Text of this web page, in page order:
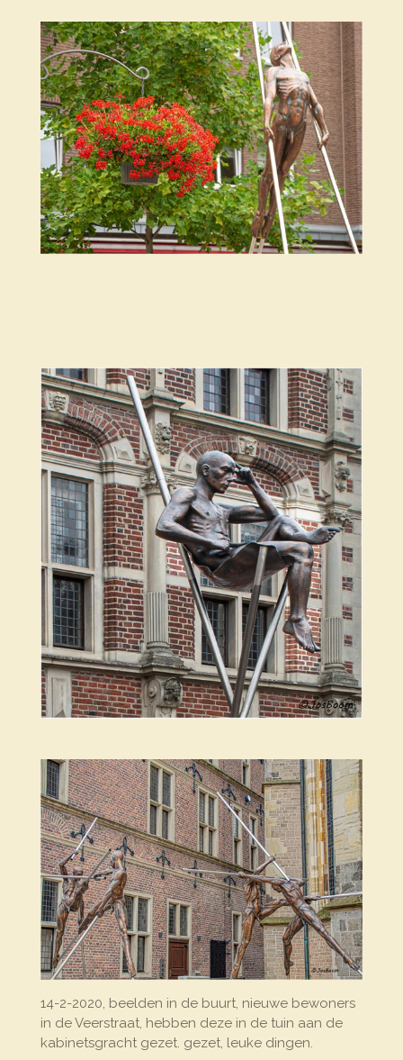
14-2-2020, beelden in de buurt, nieuwe bewoners
in de Veerstraat, hebben deze in de tuin aan de
kabinetsgracht gezet. gezet, leuke dingen.